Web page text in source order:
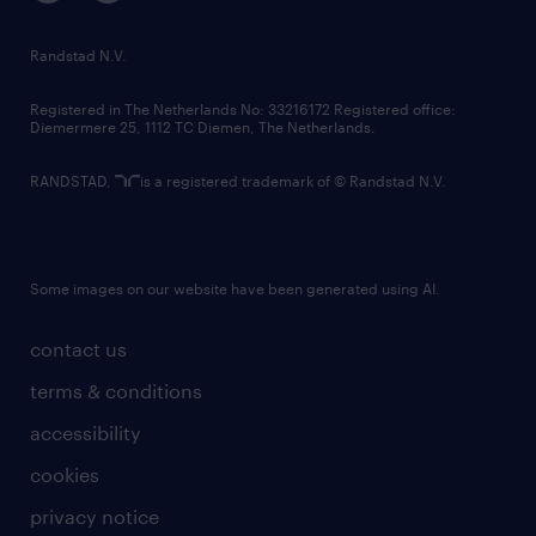
randstad innovation fund
country websites
contact us
terms & conditions
accessibility
cookies
privacy notice
Randstad N.V.
Registered in The Netherlands No: 33216172 Registered office:
Diemermere 25, 1112 TC Diemen, The Netherlands.
RANDSTAD, is a registered trademark of © Randstad N.V.
Some images on our website have been generated using AI.